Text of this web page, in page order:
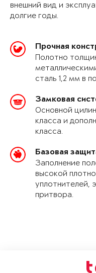
внешний вид и
долгие годы.
Прочная
Полотно
сталь 1,2 мм в
Замковая
Основной
класса и
класса.
Базовая
Заполнение
высокой
уплотнителей,
притвора.